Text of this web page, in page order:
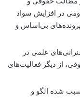
در افزایش سواد
بی‌اساس و
علمی در
از دیگر فعالیت‌های
سبب شده الگو و